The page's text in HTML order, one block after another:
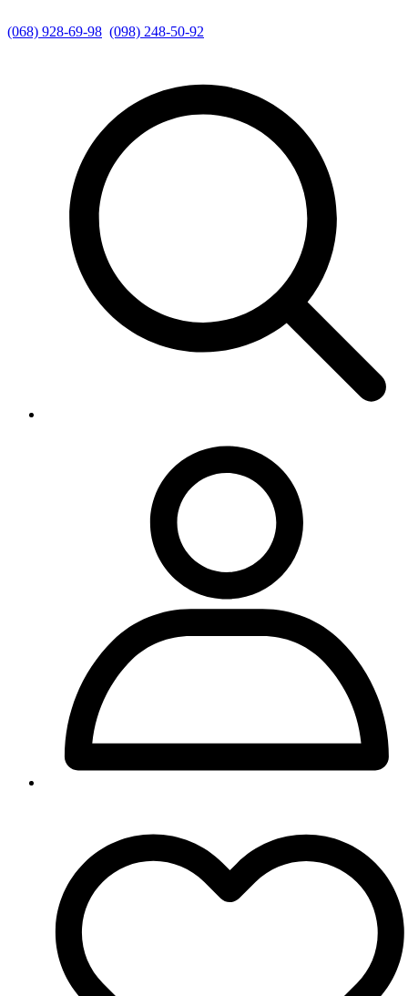
(068) 928-69-98 (098) 248-50-92